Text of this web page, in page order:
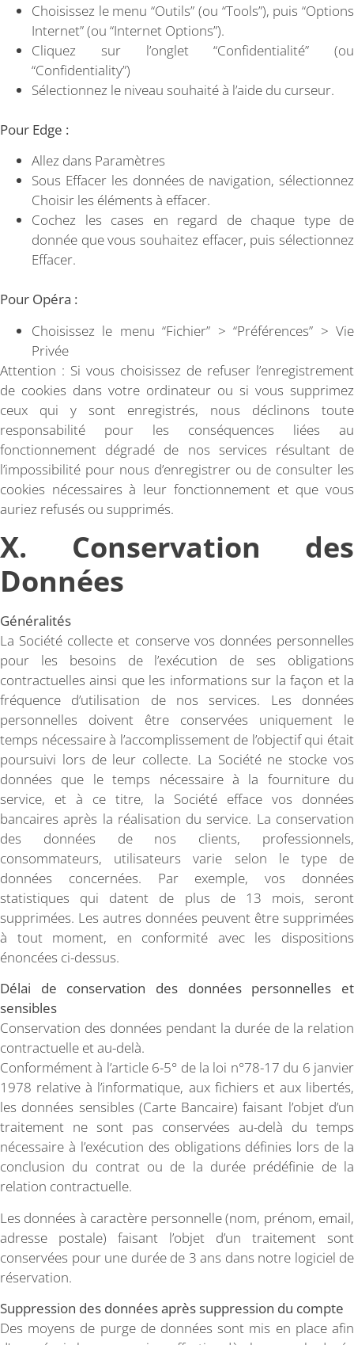
Choisissez le menu “Outils” (ou “Tools”), puis “Options
Internet” (ou “Internet Options”).
Cliquez sur l’onglet “Confidentialité” (ou
“Confidentiality”)
Sélectionnez le niveau souhaité à l’aide du curseur.
Pour Edge :
Allez dans Paramètres
Sous Effacer les données de navigation, sélectionnez
Choisir les éléments à effacer.
Cochez les cases en regard de chaque type de
donnée que vous souhaitez effacer, puis sélectionnez
Effacer.
Pour Opéra :
Choisissez le menu “Fichier” > “Préférences” > Vie
Privée
Attention : Si vous choisissez de refuser l’enregistrement
de cookies dans votre ordinateur ou si vous supprimez
ceux qui y sont enregistrés, nous déclinons toute
responsabilité pour les conséquences liées au
fonctionnement dégradé de nos services résultant de
l’impossibilité pour nous d’enregistrer ou de consulter les
cookies nécessaires à leur fonctionnement et que vous
auriez refusés ou supprimés.
X. Conservation des
Données
Généralités
La Société collecte et conserve vos données personnelles
pour les besoins de l’exécution de ses obligations
contractuelles ainsi que les informations sur la façon et la
fréquence d’utilisation de nos services. Les données
personnelles doivent être conservées uniquement le
temps nécessaire à l’accomplissement de l’objectif qui était
poursuivi lors de leur collecte. La Société ne stocke vos
données que le temps nécessaire à la fourniture du
service, et à ce titre, la Société efface vos données
bancaires après la réalisation du service. La conservation
des données de nos clients, professionnels,
consommateurs, utilisateurs varie selon le type de
données concernées. Par exemple, vos données
statistiques qui datent de plus de 13 mois, seront
supprimées. Les autres données peuvent être supprimées
à tout moment, en conformité avec les dispositions
énoncées ci-dessus.
Délai de conservation des données personnelles et
sensibles
Conservation des données pendant la durée de la relation
contractuelle et au-delà.
Conformément à l’article 6-5° de la loi n°78-17 du 6 janvier
1978 relative à l’informatique, aux fichiers et aux libertés,
les données sensibles (Carte Bancaire) faisant l’objet d’un
traitement ne sont pas conservées au-delà du temps
nécessaire à l’exécution des obligations définies lors de la
conclusion du contrat ou de la durée prédéfinie de la
relation contractuelle.
Les données à caractère personnelle (nom, prénom, email,
adresse postale) faisant l’objet d’un traitement sont
conservées pour une durée de 3 ans dans notre logiciel de
réservation.
Suppression des données après suppression du compte
Des moyens de purge de données sont mis en place afin